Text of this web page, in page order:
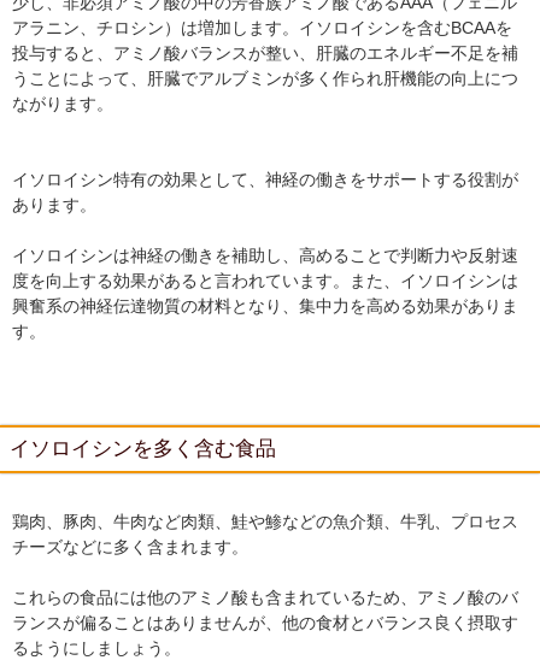
アラニン、チロシン）は増加します。イソロイシンを含むBCAAを
投与すると、アミノ酸バランスが整い、肝臓のエネルギー不足を補
うことによって、肝臓でアルブミンが多く作られ肝機能の向上につ
ながります。
イソロイシン特有の効果として、神経の働きをサポートする役割が
あります。
イソロイシンは神経の働きを補助し、高めることで判断力や反射速
度を向上する効果があると言われています。また、イソロイシンは
興奮系の神経伝達物質の材料となり、集中力を高める効果がありま
す。
イソロイシンを多く含む食品
鶏肉、豚肉、牛肉など肉類、鮭や鯵などの魚介類、牛乳、プロセス
チーズなどに多く含まれます。
これらの食品には他のアミノ酸も含まれているため、アミノ酸のバ
ランスが偏ることはありませんが、他の食材とバランス良く摂取す
るようにしましょう。